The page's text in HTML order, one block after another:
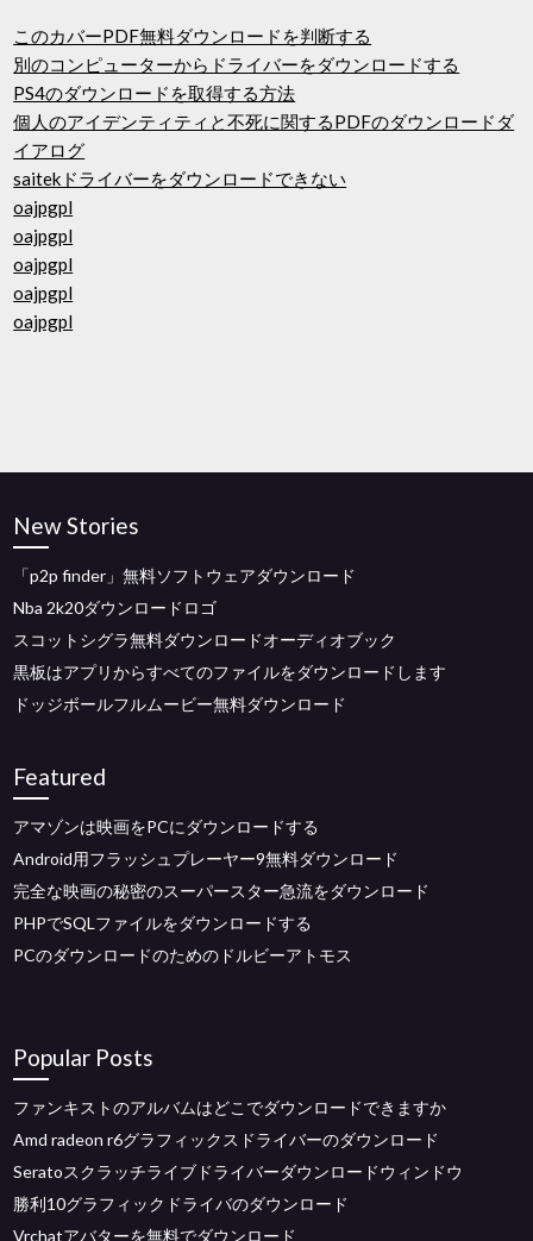
このカバーPDF無料ダウンロードを判断する
別のコンピューターからドライバーをダウンロードする
PS4のダウンロードを取得する方法
個人のアイデンティティと不死に関するPDFのダウンロードダ
イアログ
saitekドライバーをダウンロードできない
oajpgpl
oajpgpl
oajpgpl
oajpgpl
oajpgpl
New Stories
「p2p finder」無料ソフトウェアダウンロード
Nba 2k20ダウンロードロゴ
スコットシグラ無料ダウンロードオーディオブック
黒板はアプリからすべてのファイルをダウンロードします
ドッジボールフルムービー無料ダウンロード
Featured
アマゾンは映画をPCにダウンロードする
Android用フラッシュプレーヤー9無料ダウンロード
完全な映画の秘密のスーパースター急流をダウンロード
PHPでSQLファイルをダウンロードする
PCのダウンロードのためのドルビーアトモス
Popular Posts
ファンキストのアルバムはどこでダウンロードできますか
Amd radeon r6グラフィックスドライバーのダウンロード
Seratoスクラッチライブドライバーダウンロードウィンドウ
勝利10グラフィックドライバのダウンロード
Vrchatアバターを無料でダウンロード